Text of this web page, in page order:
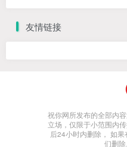
友情链接
祝你网所发布的全部内
立场，仅限于小范围内
后24小时内删除， 如
们删